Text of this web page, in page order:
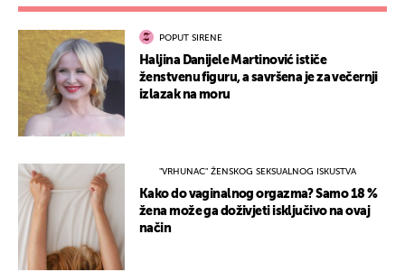
POPUT SIRENE
Haljina Danijele Martinović ističe
ženstvenu figuru, a savršena je za večernji
izlazak na moru
"VRHUNAC" ŽENSKOG SEKSUALNOG ISKUSTVA
Kako do vaginalnog orgazma? Samo 18 %
žena može ga doživjeti isključivo na ovaj
način